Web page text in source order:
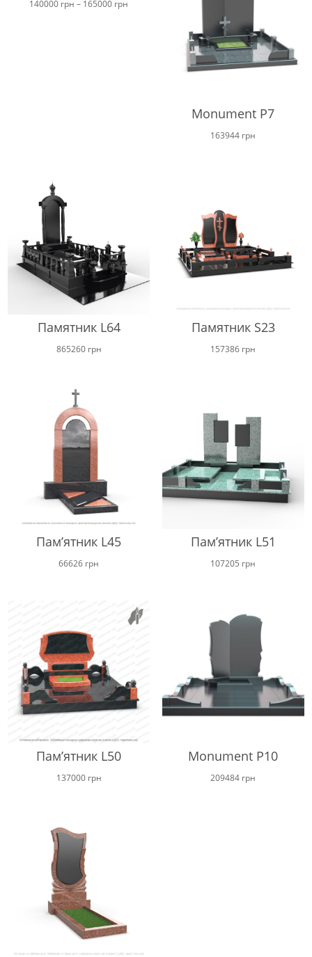
140000 грн – 165000 грн
Monument P7
163944 грн
Памятник L64
865260 грн
Памятник S23
157386 грн
Пам’ятник L45
66626 грн
Пам’ятник L51
107205 грн
Пам’ятник L50
137000 грн
Monument P10
209484 грн